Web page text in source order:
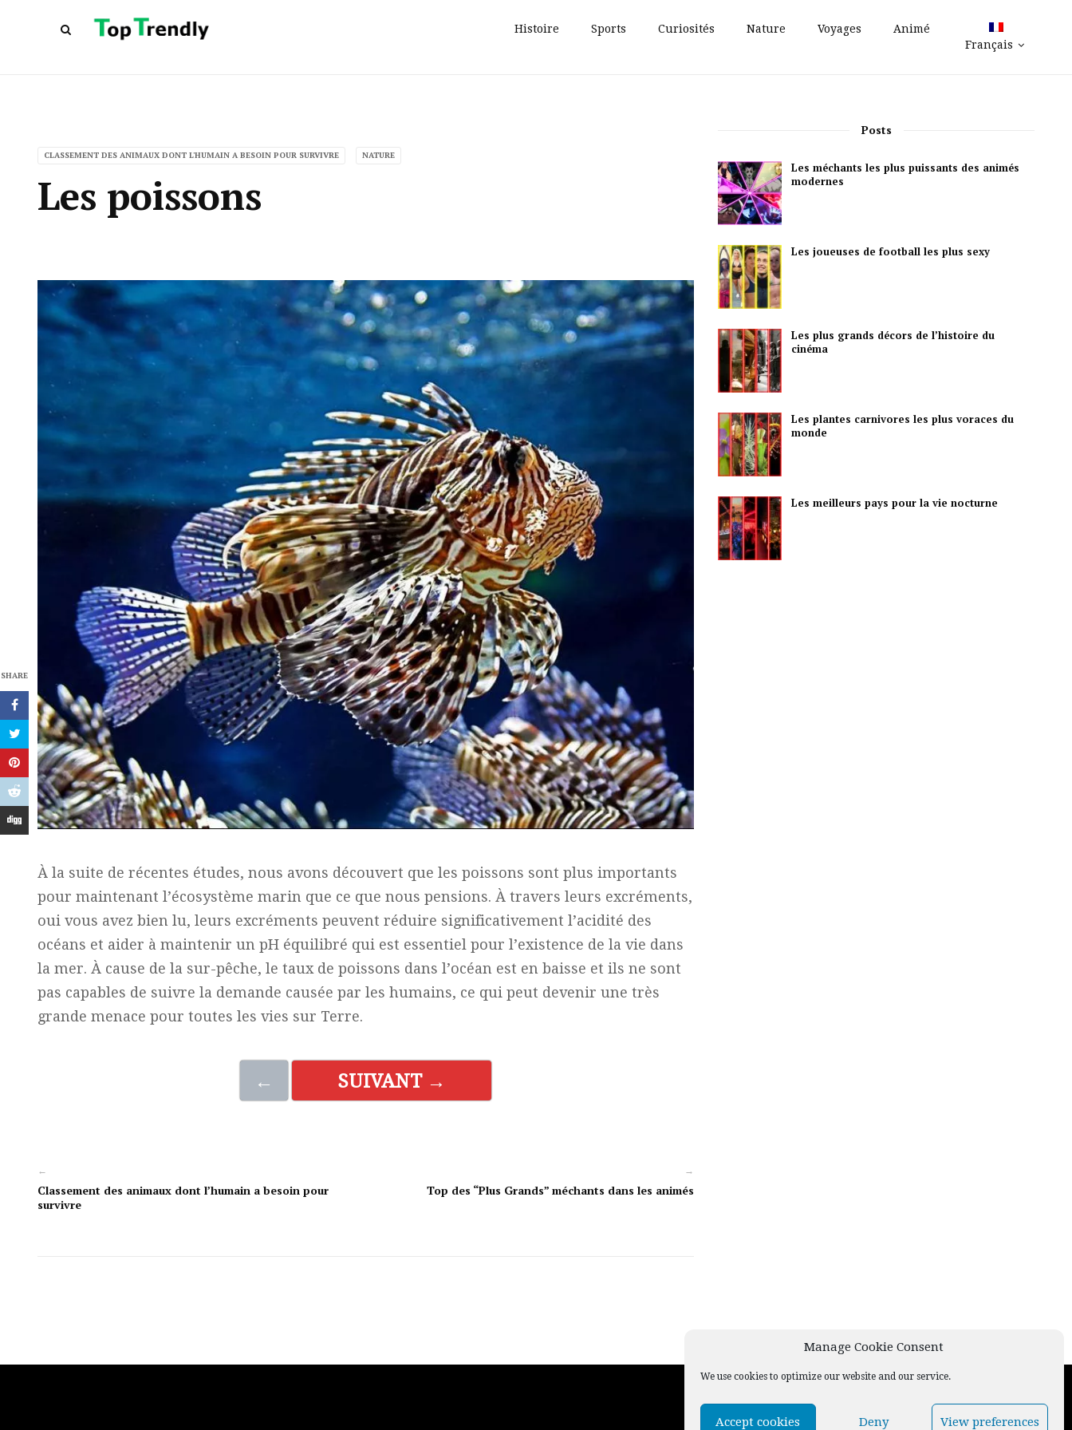
Manage Cookie Consent
We use cookies to optimize our website and our service.
Accept cookies Deny View preferences
Histoire Sports Curiosités Nature Voyages
Animé
Français
CLASSEMENT DES ANIMAUX DONT L'HUMAIN A BESOIN POUR SURVIVRE NATURE
Les poissons
SHARE
À la suite de récentes études, nous avons découvert que les poissons sont plus importants
pour maintenant l’écosystème marin que ce que nous pensions. À travers leurs excréments,
oui vous avez bien lu, leurs excréments peuvent réduire significativement l’acidité des
océans et aider à maintenir un pH équilibré qui est essentiel pour l’existence de la vie dans
la mer. À cause de la sur-pêche, le taux de poissons dans l’océan est en baisse et ils ne sont
pas capables de suivre la demande causée par les humains, ce qui peut devenir une très
grande menace pour toutes les vies sur Terre.
← SUIVANT →
←
Classement des animaux dont l’humain a besoin pour
survivre
→
Top des “Plus Grands” méchants dans les animés
Posts
Les méchants les plus puissants des animés
modernes
Les joueuses de football les plus sexy
Les plus grands décors de l’histoire du
cinéma
Les plantes carnivores les plus voraces du
monde
Les meilleurs pays pour la vie nocturne